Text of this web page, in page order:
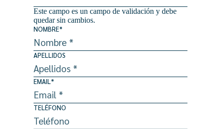
Este campo es un campo de validación y debe
quedar sin cambios.
NOMBRE*
APELLIDOS
EMAIL*
TELÉFONO